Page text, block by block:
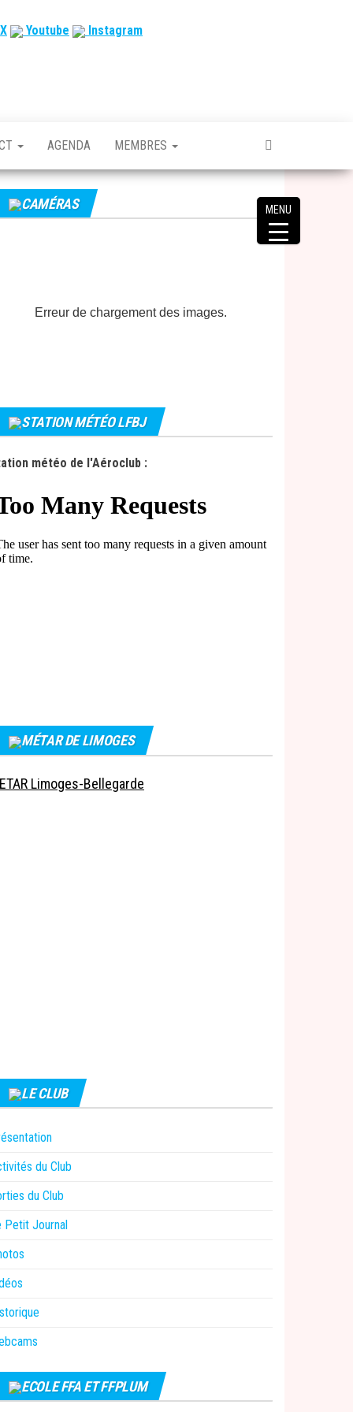
Youtube Instagram
AGENDA MEMBRES
CAMÉRAS
Erreur de chargement des images.
STATION MÉTÉO LFBJ
météo de l'Aéroclub :
MÉTAR DE LIMOGES
Limoges-Bellegarde
LE CLUB
du Club
du Club
Petit Journal
ECOLE FFA ET FFPLUM
MENU